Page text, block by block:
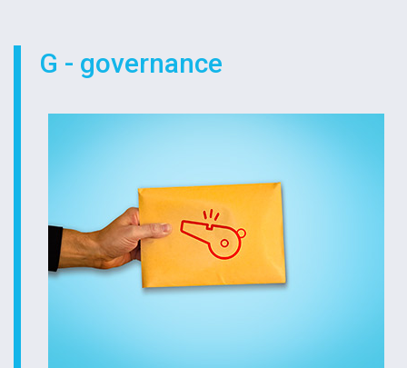
G - governance